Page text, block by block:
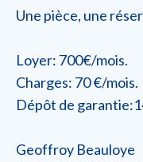
Une pièce, une
Loyer: 700€/mois.
Charges: 70 €/mois.
Dépôt de
Geoffroy Beauloye